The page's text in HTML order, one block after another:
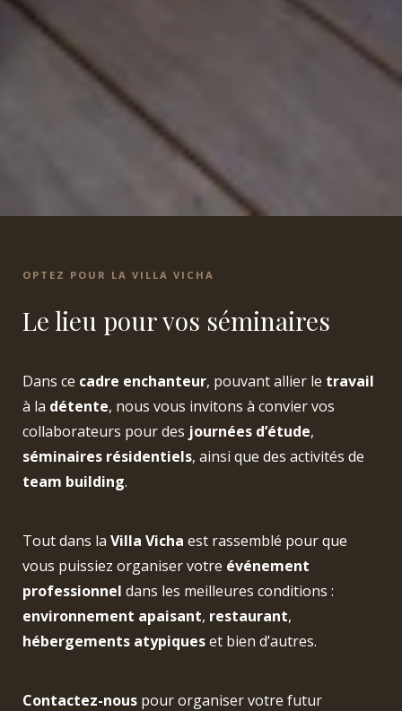
OPTEZ POUR LA VILLA VICHA
Le lieu pour vos séminaires
Dans ce cadre enchanteur, pouvant allier le travail
à la détente, nous vous invitons à convier vos
collaborateurs pour des journées d’étude,
séminaires résidentiels, ainsi que des activités de
team building.
Tout dans la Villa Vicha est rassemblé pour que
vous puissiez organiser votre événement
professionnel dans les meilleures conditions :
environnement apaisant, restaurant,
hébergements atypiqueset bien d’autres.
Contactez-nous pour organiser votre futur